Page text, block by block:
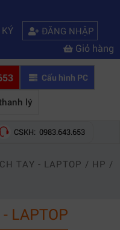
ĐĂNG NHẬP
Giỏ hàng
Cấu hình PC
lý
CSKH: 0983.643.653
TAY - LAPTOP / HP /
LAPTOP